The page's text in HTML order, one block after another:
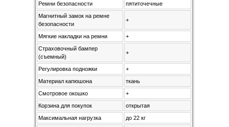
Ремни безопасности
пятиточечные
Магнитный замок на ремне
безопасности
+
Мягкие накладки на ремни
+
Страховочный бампер
(съемный)
+
Регулировка подножки
+
Материал капюшона
ткань
Смотровое окошко
+
Корзина для покупок
открытая
Максимальная нагрузка
до 22 кг